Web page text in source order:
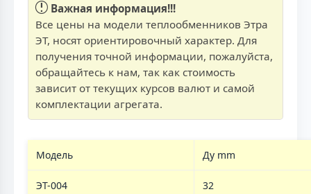
Важная информация!!!
Все цены на модели теплообменников Этра
ЭТ, носят ориентировочный характер. Для
получения точной информации, пожалуйста,
обращайтесь к нам, так как стоимость
зависит от текущих курсов валют и самой
комплектации агрегата.
Модель Ду mm
ЭТ-004 32